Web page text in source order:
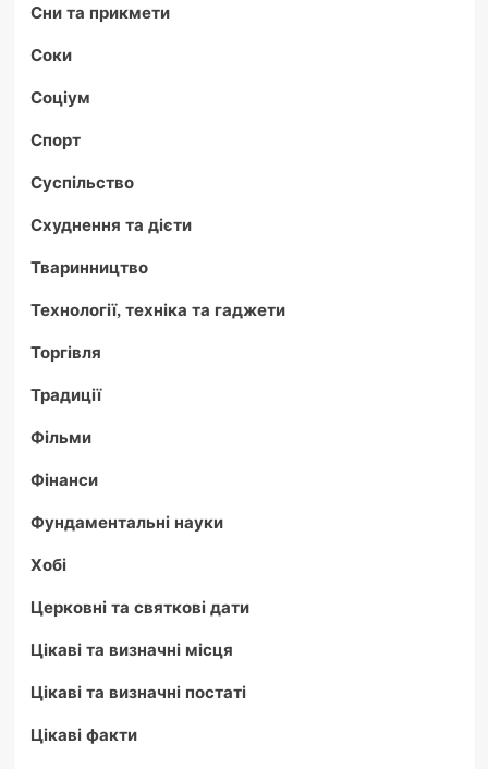
Сни та прикмети
Соки
Соціум
Спорт
Суспільство
Схуднення та дієти
Тваринництво
Технології, техніка та гаджети
Торгівля
Традиції
Фільми
Фінанси
Фундаментальні науки
Хобі
Церковні та святкові дати
Цікаві та визначні місця
Цікаві та визначні постаті
Цікаві факти